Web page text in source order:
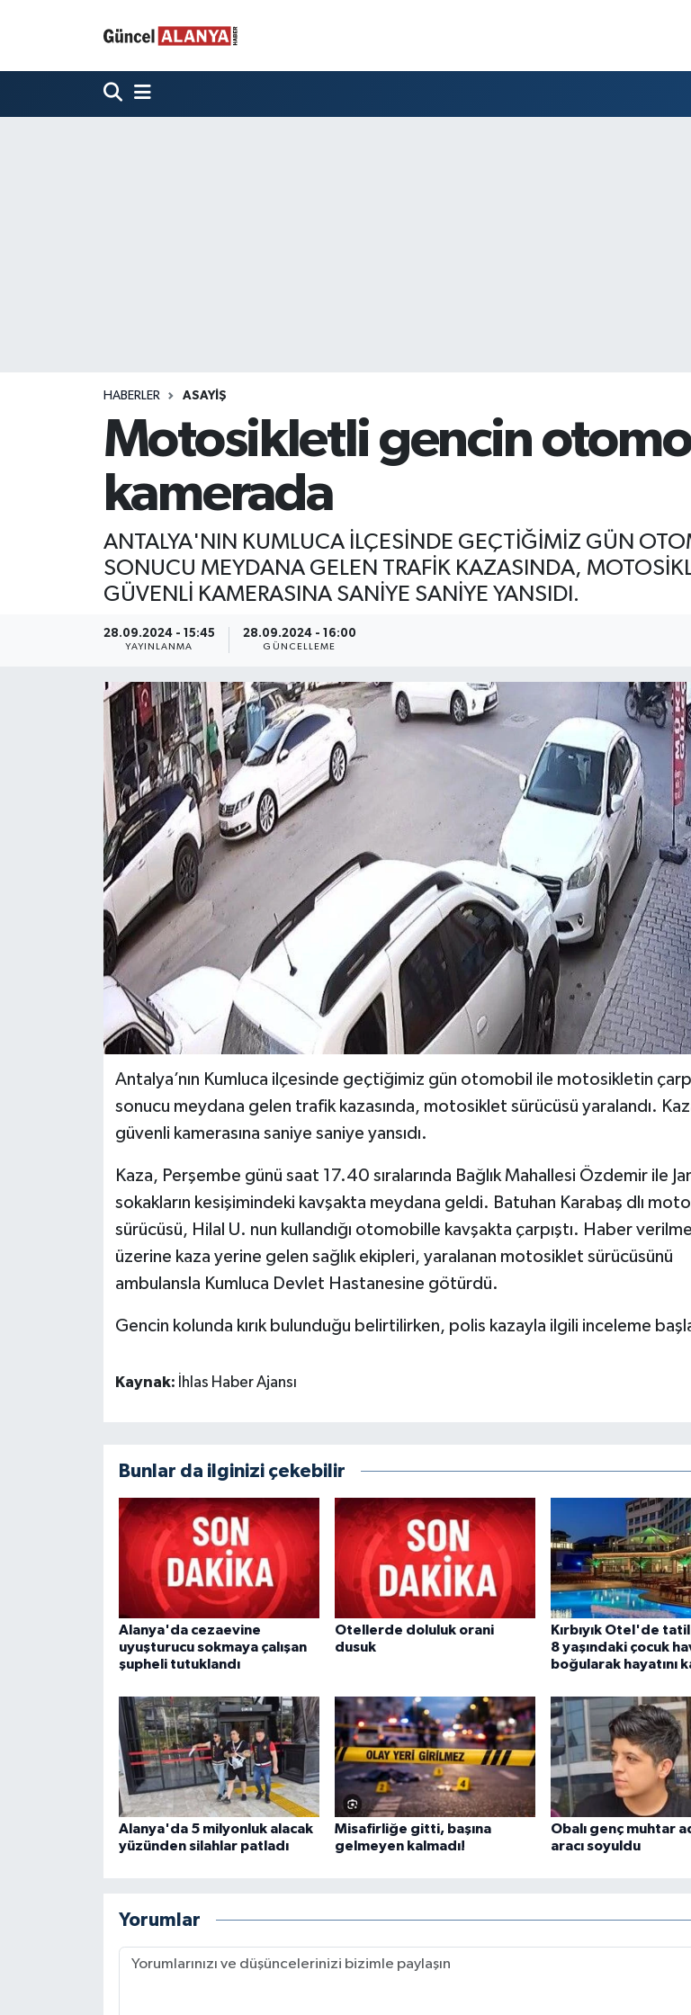
HABERLER ASAYIŞ
Motosikletli gencin
kamerada
ANTALYA'NIN KUMLUCA İLÇESİNDE GEÇTİĞİMİZ GÜN
SONUCU MEYDANA GELEN TRAFİK KAZASINDA,
GÜVENLİ KAMERASINA SANİYE SANİYE YANSIDI.
28.09.2024 - 15:45
YAYINLANMA
28.09.2024 - 16:00
GÜNCELLEME
Antalya’nın Kumluca ilçesinde geçtiğimiz gün otomobil ile motosikletin
sonucu meydana gelen trafik kazasında, motosiklet sürücüsü yaralandı.
güvenli kamerasına saniye saniye yansıdı.
Kaza, Perşembe günü saat 17.40 sıralarında Bağlık Mahallesi Özdemir ile
sokakların kesişimindeki kavşakta meydana geldi. Batuhan Karabaş dlı
sürücüsü, Hilal U. nun kullandığı otomobille kavşakta çarpıştı. Haber
üzerine kaza yerine gelen sağlık ekipleri, yaralanan motosiklet sürücüsünü
ambulansla Kumluca Devlet Hastanesine götürdü.
Gencin kolunda kırık bulunduğu belirtilirken, polis kazayla ilgili inceleme
Kaynak: İhlas Haber Ajansı
Bunlar da ilginizi çekebilir
Alanya'da cezaevine
uyuşturucu sokmaya çalışan
şupheli tutuklandı
Otellerde doluluk orani
dusuk
Kırbıyık Otel'de tatil
8 yaşındaki çocuk
boğularak hayatını
Alanya'da 5 milyonluk alacak
yüzünden silahlar patladı
Misafirliğe gitti, başına
gelmeyen kalmadı!
Obalı genç muhtar
aracı soyuldu
Yorumlar